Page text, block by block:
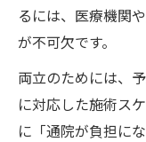
るには、医療機関
が不可欠です。
両立のためには、
に対応した施術ス
に「通院が負担に